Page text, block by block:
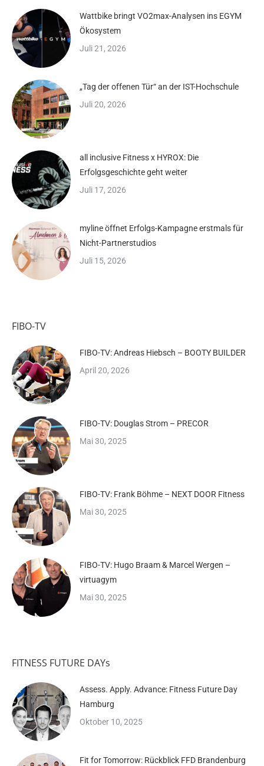
Wattbike bringt VO2max-Analysen ins EGYM
Ökosystem
Juli 21, 2026
„Tag der offenen Tür“ an der IST-Hochschule
Juli 20, 2026
all inclusive Fitness x HYROX: Die
Erfolgsgeschichte geht weiter
Juli 17, 2026
myline öffnet Erfolgs-Kampagne erstmals für
Nicht-Partnerstudios
Juli 15, 2026
FIBO-TV
FIBO-TV: Andreas Hiebsch – BOOTY BUILDER
April 20, 2026
FIBO-TV: Douglas Strom – PRECOR
Mai 30, 2025
FIBO-TV: Frank Böhme – NEXT DOOR Fitness
Mai 30, 2025
FIBO-TV: Hugo Braam & Marcel Wergen –
virtuagym
Mai 30, 2025
FITNESS FUTURE DAYs
Assess. Apply. Advance: Fitness Future Day
Hamburg
Oktober 10, 2025
Fit for Tomorrow: Rückblick FFD Brandenburg